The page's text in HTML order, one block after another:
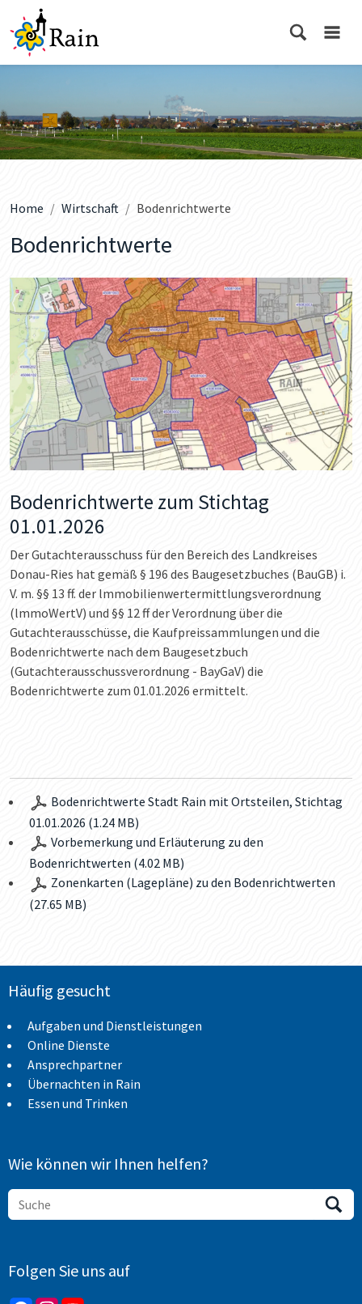
Home Wirtschaft Bodenrichtwerte
Bodenrichtwerte
Bodenrichtwerte zum Stichtag
01.01.2026
Der Gutachterausschuss für den Bereich des Landkreises
Donau-Ries hat gemäß § 196 des Baugesetzbuches (BauGB) i.
V. m. §§ 13 ff. der lmmobilienwertermittlungsverordnung
(lmmoWertV) und §§ 12 ff der Verordnung über die
Gutachterausschüsse, die Kaufpreissammlungen und die
Bodenrichtwerte nach dem Baugesetzbuch
(Gutachterausschussverordnung - BayGaV) die
Bodenrichtwerte zum 01.01.2026 ermittelt.
Bodenrichtwerte Stadt Rain mit Ortsteilen, Stichtag
01.01.2026 (1.24 MB)
Vorbemerkung und Erläuterung zu den
Bodenrichtwerten (4.02 MB)
Zonenkarten (Lagepläne) zu den Bodenrichtwerten
(27.65 MB)
Häufig gesucht
Aufgaben und Dienstleistungen
Online Dienste
Ansprechpartner
Übernachten in Rain
Essen und Trinken
Wie können wir Ihnen helfen?
Folgen Sie uns auf